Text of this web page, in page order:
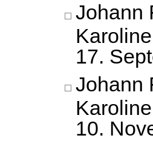
Johann
17.
Johann
10.